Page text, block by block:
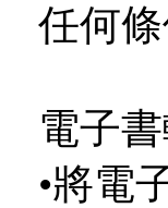
任何
電子
•將電